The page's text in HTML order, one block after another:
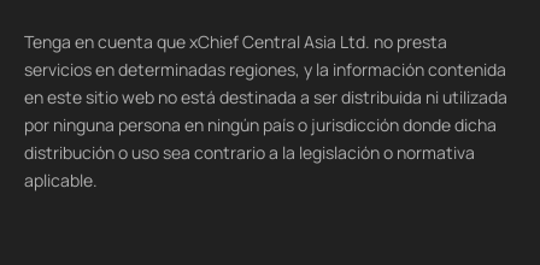
Tenga en cuenta que xChief Central Asia Ltd. no presta
servicios en determinadas regiones, y la información contenida
en este sitio web no está destinada a ser distribuida ni utilizada
por ninguna persona en ningún país o jurisdicción donde dicha
distribución o uso sea contrario a la legislación o normativa
aplicable.